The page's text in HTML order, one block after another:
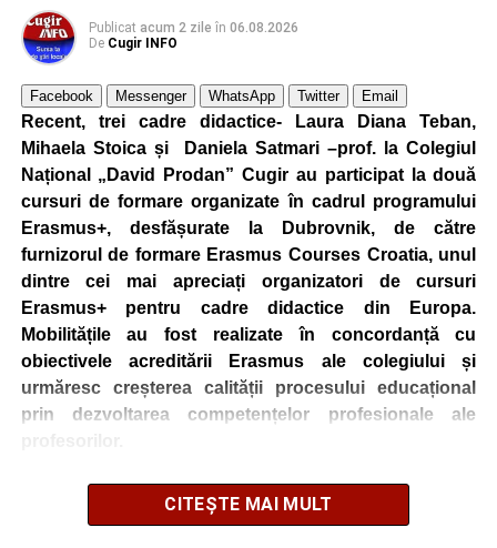
Publicat acum 2 zile în 06.08.2026
De Cugir INFO
Facebook Messenger WhatsApp Twitter Email
Recent, trei cadre didactice- Laura Diana Teban,
Mihaela Stoica și Daniela Satmari –prof. la Colegiul
Național „David Prodan” Cugir au participat la două
cursuri de formare organizate în cadrul programului
Erasmus+, desfășurate la Dubrovnik, de către
furnizorul de formare Erasmus Courses Croatia, unul
dintre cei mai apreciați organizatori de cursuri
Erasmus+ pentru cadre didactice din Europa.
Mobilitățile au fost realizate în concordanță cu
obiectivele acreditării Erasmus ale colegiului și
urmăresc creșterea calității procesului educațional
prin dezvoltarea competențelor profesionale ale
Cadrele didactice au participat la cursurile
CITEȘTE MAI MULT